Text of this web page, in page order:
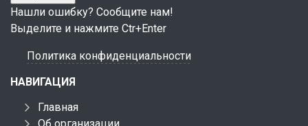
Нашли ошибку? Сообщите нам!
Выделите и нажмите Ctr+Enter
Политика конфиденциальности
НАВИГАЦИЯ
Главная